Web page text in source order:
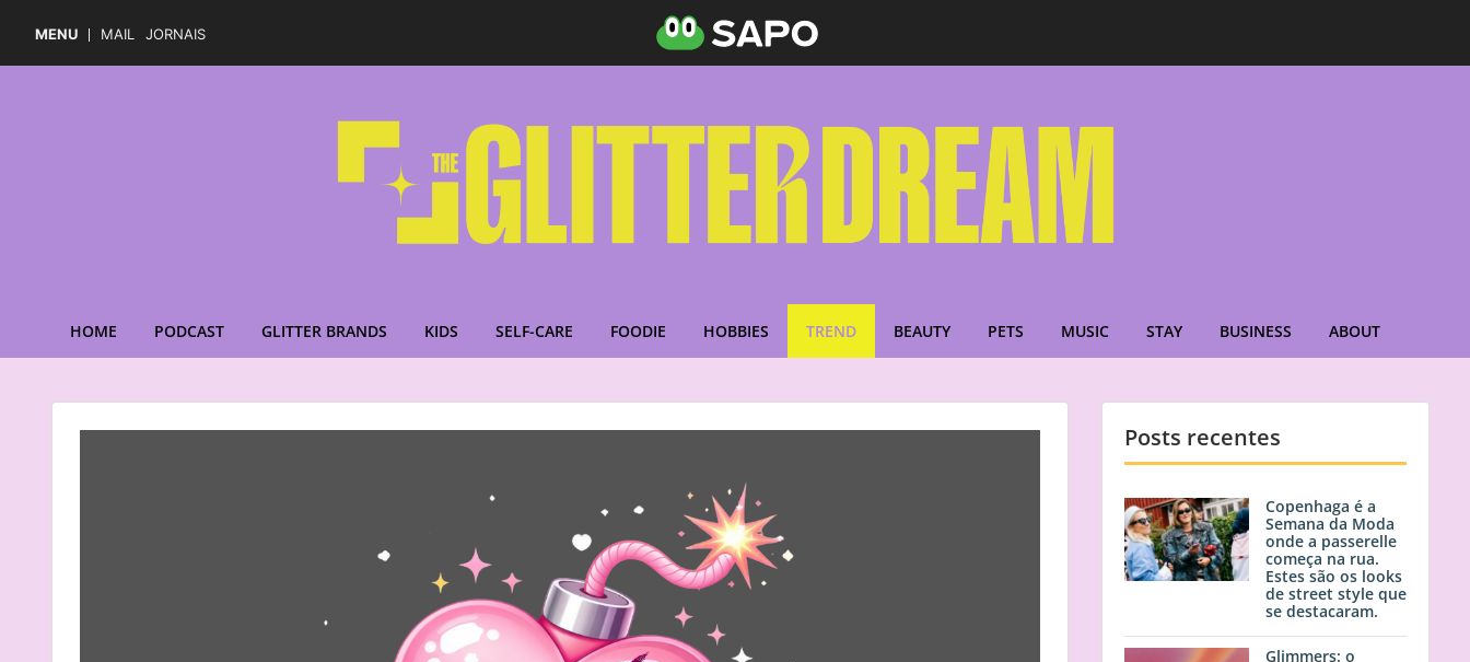
MENU MAIL JORNAIS
HOME PODCAST GLITTER BRANDS KIDS SELF-CARE FOODIE HOBBIES TREND BEAUTY PETS MUSIC STAY BUSINESS ABOUT
Posts recentes
Copenhaga é a
Semana da Moda
onde a passerelle
começa na rua.
Estes são os looks
de street style que
se destacaram.
Glimmers: o